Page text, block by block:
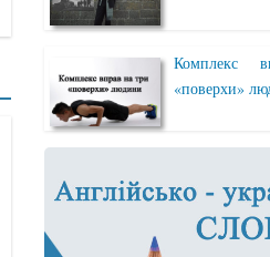
Комплекс
«поверхи»